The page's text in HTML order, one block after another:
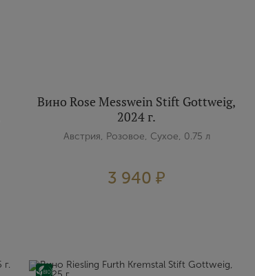
Вино Rose Messwein Stift Gottweig,
2024 г.
Австрия, Розовое, Сухое, 0.75 л
3 940 ₽